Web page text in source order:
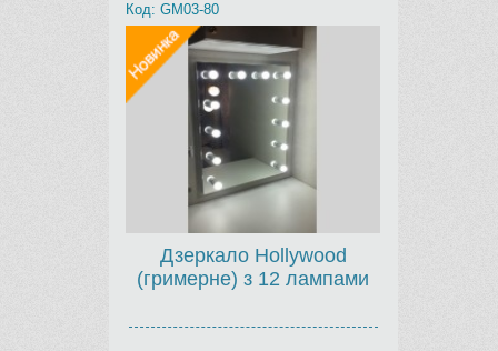
Код: GM03-80
Дзеркало Hollywood
(гримерне) з 12 лампами